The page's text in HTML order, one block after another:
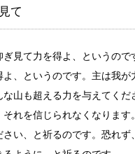
て
ぎ見て力を得よ、というので
よ、というのです。主は我が
な山も超える力を与えてくだ
それを信じられなくなります
さい、と祈るのです。恐れず